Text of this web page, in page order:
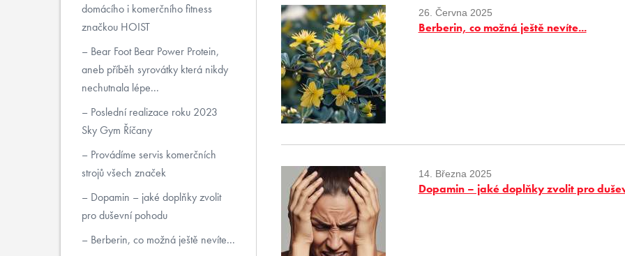
26. Června 2025
Berberin, co možná ještě nevíte...
14. Března 2025
Dopamin – jaké doplňky zvolit pro
domácího i komerčního fitness
značkou HOIST
Bear Foot Bear Power Protein,
aneb příběh syrovátky která nikdy
nechutnala lépe...
Poslední realizace roku 2023
Sky Gym Říčany
Provádíme servis komerčních
strojů všech značek
Dopamin – jaké doplňky zvolit
pro duševní pohodu
Berberin, co možná ještě nevíte...